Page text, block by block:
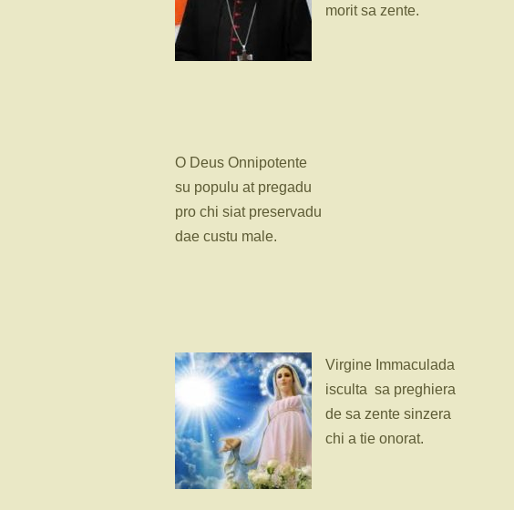
morit sa zente.
O Deus Onnipotente
su populu at pregadu
pro chi siat preservadu
dae custu male.
Virgine Immaculada
isculta sa preghiera
de sa zente sinzera
chi a tie onorat.